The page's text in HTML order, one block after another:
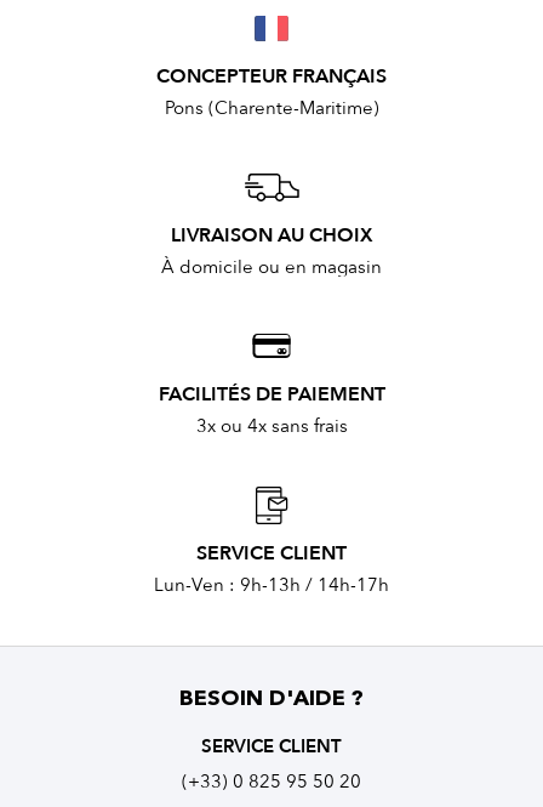
CONCEPTEUR FRANÇAIS
Pons (Charente-Maritime)
LIVRAISON AU CHOIX
À domicile ou en magasin
FACILITÉS DE PAIEMENT
3x ou 4x sans frais
SERVICE CLIENT
Lun-Ven : 9h-13h / 14h-17h
BESOIN D'AIDE ?
SERVICE CLIENT
(+33) 0 825 95 50 20